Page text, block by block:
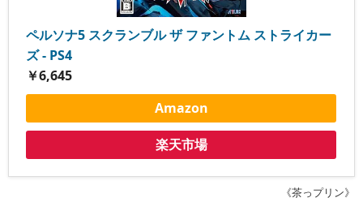
ペルソナ5 スクランブル ザ ファントム ストライカー
ズ - PS4
￥6,645
Amazon
楽天市場
《茶っプリン》